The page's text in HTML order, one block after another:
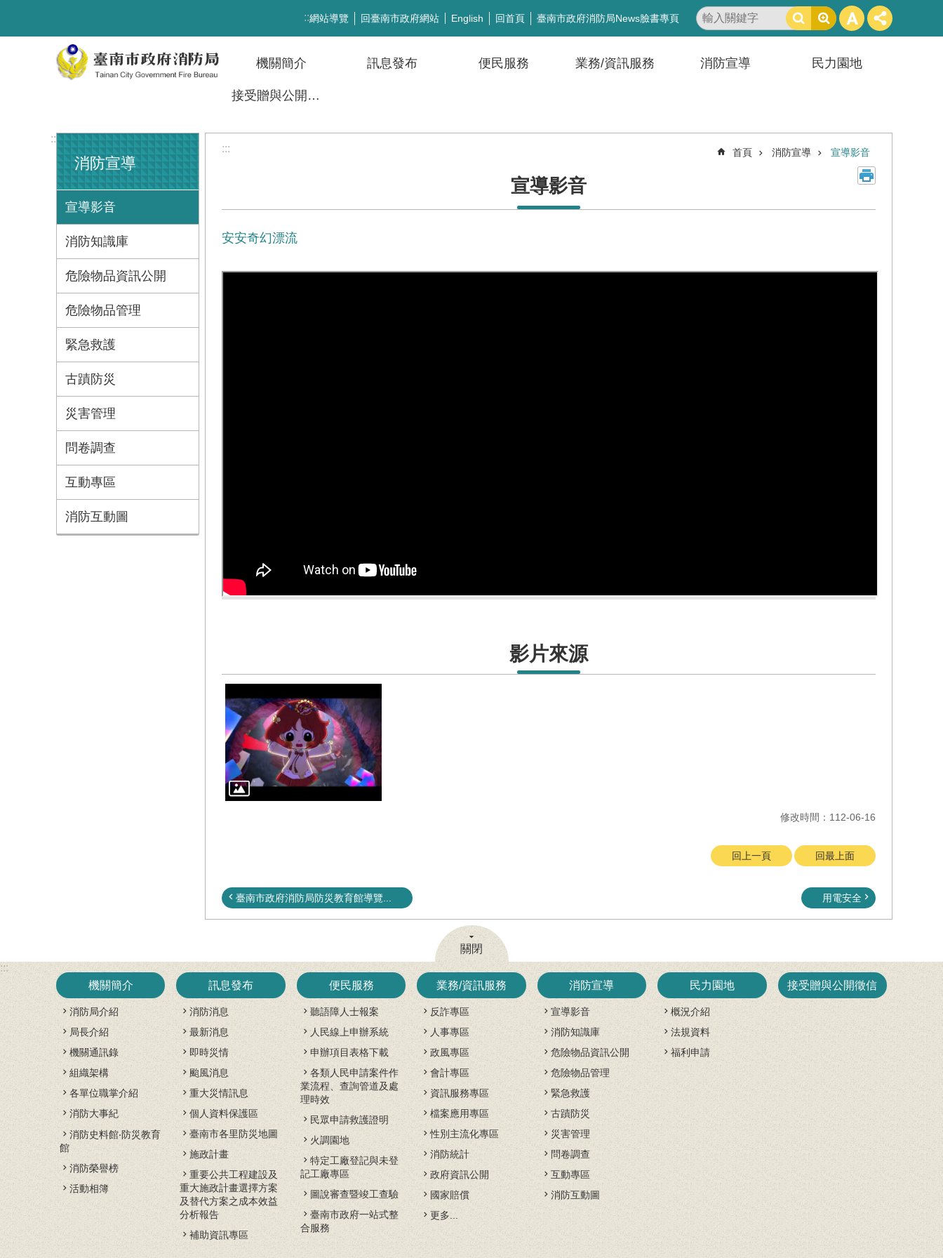
:::網站導覽 回臺南市政府網站 English 回首頁 臺南市政府消防局News臉書專頁
搜
尋
機關簡介 訊息發布 便民服務 業務/資訊服務 消防宣導 民力園地
接受贈與公開徵信
:::
消防宣導
宣導影音
消防知識庫
危險物品資訊公開
危險物品管理
緊急救護
古蹟防災
災害管理
問卷調查
互動專區
消防互動圖
::: 首頁 消防宣導 宣導影音
宣導影音
安安奇幻漂流
影片來源
修改時間：112-06-16
回上一頁 回最上面
臺南市政府消防局防災教育館導覽... 用電安全
關閉
:::
機關簡介
消防局介紹
局長介紹
機關通訊錄
組織架構
各單位職掌介紹
消防大事紀
消防史料館‧防災教育
館
消防榮譽榜
活動相簿
訊息發布
消防消息
最新消息
即時災情
颱風消息
重大災情訊息
個人資料保護區
臺南市各里防災地圖
施政計畫
重要公共工程建設及
重大施政計畫選擇方案
及替代方案之成本效益
分析報告
補助資訊專區
便民服務
聽語障人士報案
人民線上申辦系統
申辦項目表格下載
各類人民申請案件作
業流程、查詢管道及處
理時效
民眾申請救護證明
火調園地
特定工廠登記與未登
記工廠專區
圖說審查暨竣工查驗
臺南市政府一站式整
合服務
業務/資訊服務
反詐專區
人事專區
政風專區
會計專區
資訊服務專區
檔案應用專區
性別主流化專區
消防統計
政府資訊公開
國家賠償
更多...
消防宣導
宣導影音
消防知識庫
危險物品資訊公開
危險物品管理
緊急救護
古蹟防災
災害管理
問卷調查
互動專區
消防互動圖
民力園地
概況介紹
法規資料
福利申請
接受贈與公開徵信